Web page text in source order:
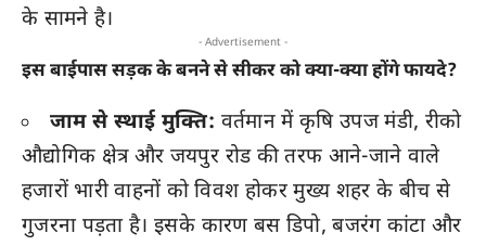
के सामने है।
- Advertisement -
इस बाईपास सड़क के बनने से सीकर को क्या-क्या होंगे फायदे?
जाम से स्थाई मुक्ति: वर्तमान में कृषि उपज मंडी, रीको
औद्योगिक क्षेत्र और जयपुर रोड की तरफ आने-जाने वाले
हजारों भारी वाहनों को विवश होकर मुख्य शहर के बीच से
गुजरना पड़ता है। इसके कारण बस डिपो, बजरंग कांटा और